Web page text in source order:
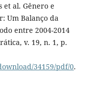
et al. Gênero e
Um Balanço da
entre 2004-2014
v. 19, n. 1, p.
34159/pdf/0.